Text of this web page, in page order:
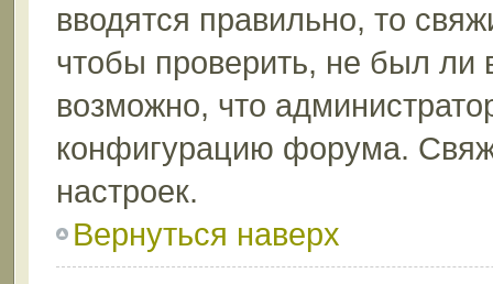
вводятся правильно, то
чтобы проверить, не был ли
возможно, что
конфигурацию форума.
настроек.
Вернуться наверх